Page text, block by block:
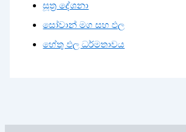
සූත්‍ර දේශනා
සෝවාන් මග සහ ඵල
හේතු ඵල ධර්මතාවය